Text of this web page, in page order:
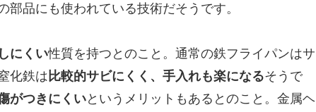
品にも使われている技術だそうです。
にくい性質を持つとのこと。通常の鉄フライパンはサ
化鉄は 比較的サビにくく、手入れも楽になるそうで
がつきにくいというメリットもあるとのこと。金属ヘ